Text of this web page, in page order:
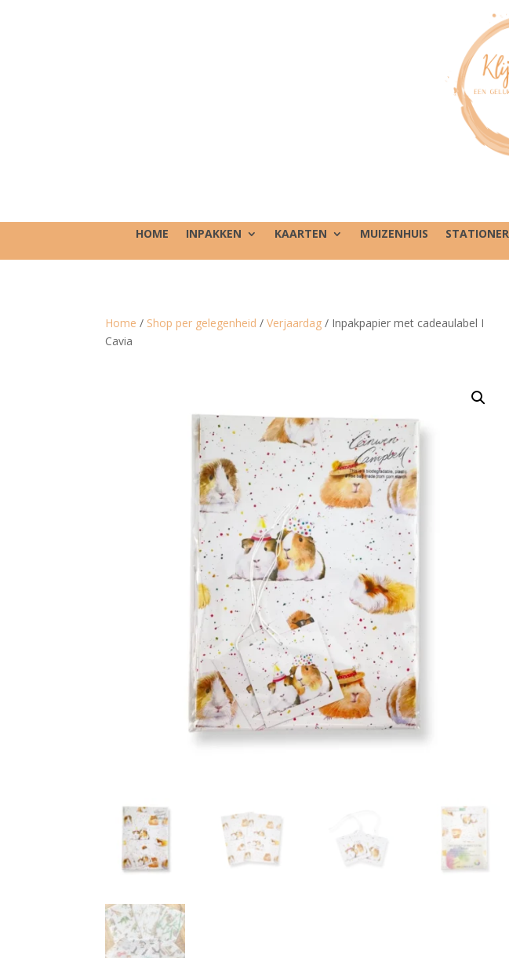
HOME INPAKKEN KAARTEN MUIZENHUIS
Home / Shop per gelegenheid /Verjaardag / Inpakpapier met cadeaulabel I
Cavia